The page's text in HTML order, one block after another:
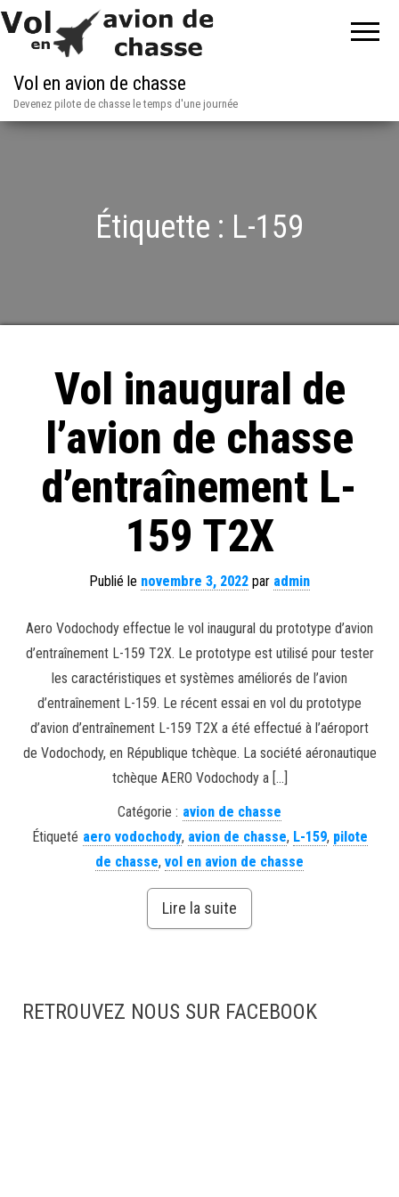
Vol en avion de chasse
Devenez pilote de chasse le temps d'une journée
Étiquette : L-159
Vol inaugural de
l’avion de chasse
d’entraînement L-
159 T2X
Publié le novembre 3, 2022 par admin
Aero Vodochody effectue le vol inaugural du prototype d’avion
d’entraînement L-159 T2X. Le prototype est utilisé pour tester
les caractéristiques et systèmes améliorés de l’avion
d’entraînement L-159. Le récent essai en vol du prototype
d’avion d’entraînement L-159 T2X a été effectué à l’aéroport
de Vodochody, en République tchèque. La société aéronautique
tchèque AERO Vodochody a […]
Catégorie : avion de chasse
Étiqueté aero vodochody, avion de chasse, L-159, pilote
de chasse, vol en avion de chasse
Lire la suite
RETROUVEZ NOUS SUR FACEBOOK